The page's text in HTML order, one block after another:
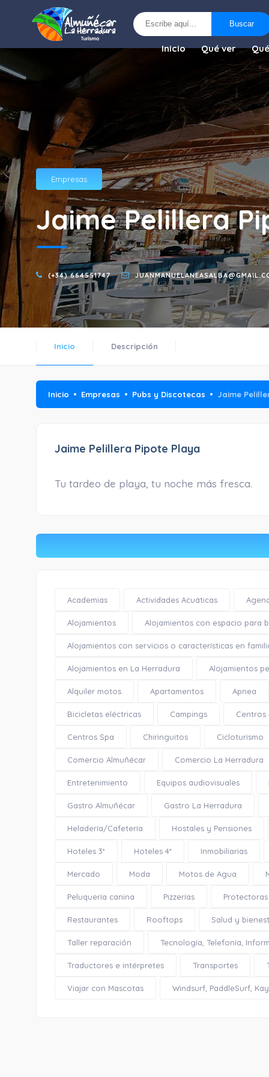
Buscar
Inicio Qué ver
Empresas
Jaime Pelillera
(+34) 664551747
Inicio Descripción
Inicio Empresas Pubs y Discotecas Jaime
Jaime Pelillera Pipote Playa
Tu tardeo de playa, tu noche más fresca.
Academias Actividades Acuáticas
Alojamientos Alojamientos con espacio para
Alojamientos con servicios o características en
Alojamientos en La Herradura Alojamientos
Alquiler motos Apartamentos Apnea
Bicicletas eléctricas Campings Centros
Centros Spa Chiringuitos Cicloturismo
Comercio Almuñécar Comercio La Herradura
Entretenimiento Equipos audiovisuales
Gastro Almuñécar Gastro La Herradura
Heladería/Cafetería Hostales y Pensiones
Hoteles 3* Hoteles 4* Inmobiliarias
Mercado Moda Motos de Agua
Peluquería canina Pizzerías
Restaurantes Rooftops Salud y
Taller reparación Tecnología, Telefonía,
Traductores e intérpretes Transportes
Viajar con Mascotas Windsurf, PaddleSurf,